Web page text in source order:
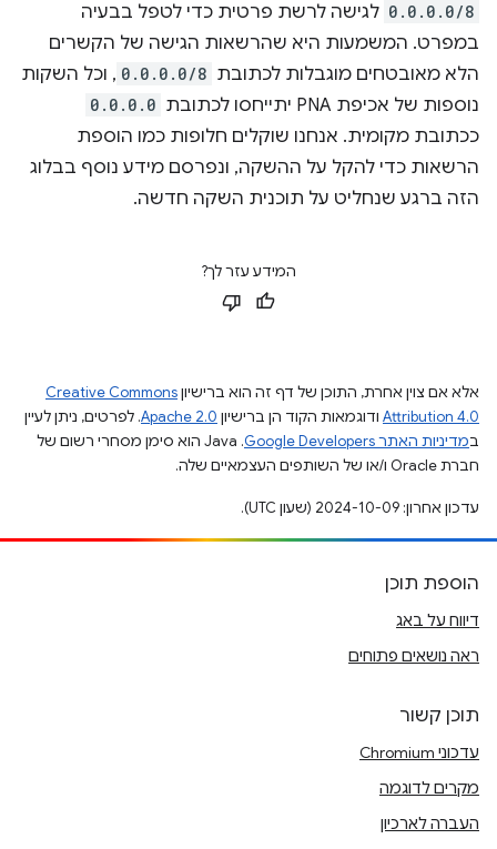
0.0.0.0/8 לגישה לרשת פרטית כדי לטפל בבעיה
במפרט. המשמעות היא שהרשאות הגישה של הקשרים
הלא מאובטחים מוגבלות לכתובת 0.0.0.0/8 , וכל השקות
נוספות של אכיפת PNA יתייחסו לכתובת
0.0.0.0
ככתובת מקומית. אנחנו שוקלים חלופות כמו הוספת
הרשאות כדי להקל על ההשקה, ונפרסם מידע נוסף בבלוג
הזה ברגע שנחליט על תוכנית השקה חדשה.
המידע עזר לך?
אלא אם צוין אחרת, התוכן של דף זה הוא ברישיוןCreative Commons
Attribution 4.0 ודוגמאות הקוד הן ברישיון Apache 2.0. לפרטים, ניתן לעיין
במדיניות האתר Google Developers‏
.‏ Java הוא סימן מסחרי רשום של
חברת Oracle ו/או של השותפים העצמאיים שלה.
עדכון אחרון: 2024-10-09 (שעון UTC).
הוספת תוכן
דיווח על באג
ראה נושאים פתוחים
תוכן קשור
עדכוני Chromium
מקרים לדוגמה
העברה לארכיון